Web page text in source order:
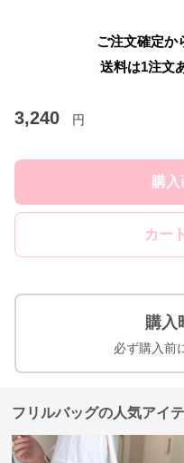
ご注文確定か
送料は1注文
3,240 円
購
カー
購入
必ず購入前
フリルバッグの人気アイ